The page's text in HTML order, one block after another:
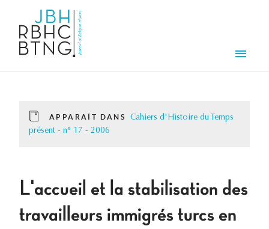
APPARAÎT DANS
Cahiers d'Histoire du Temps
présent - n° 17 - 2006
L'accueil et la stabilisation des
travailleurs immigrés turcs en